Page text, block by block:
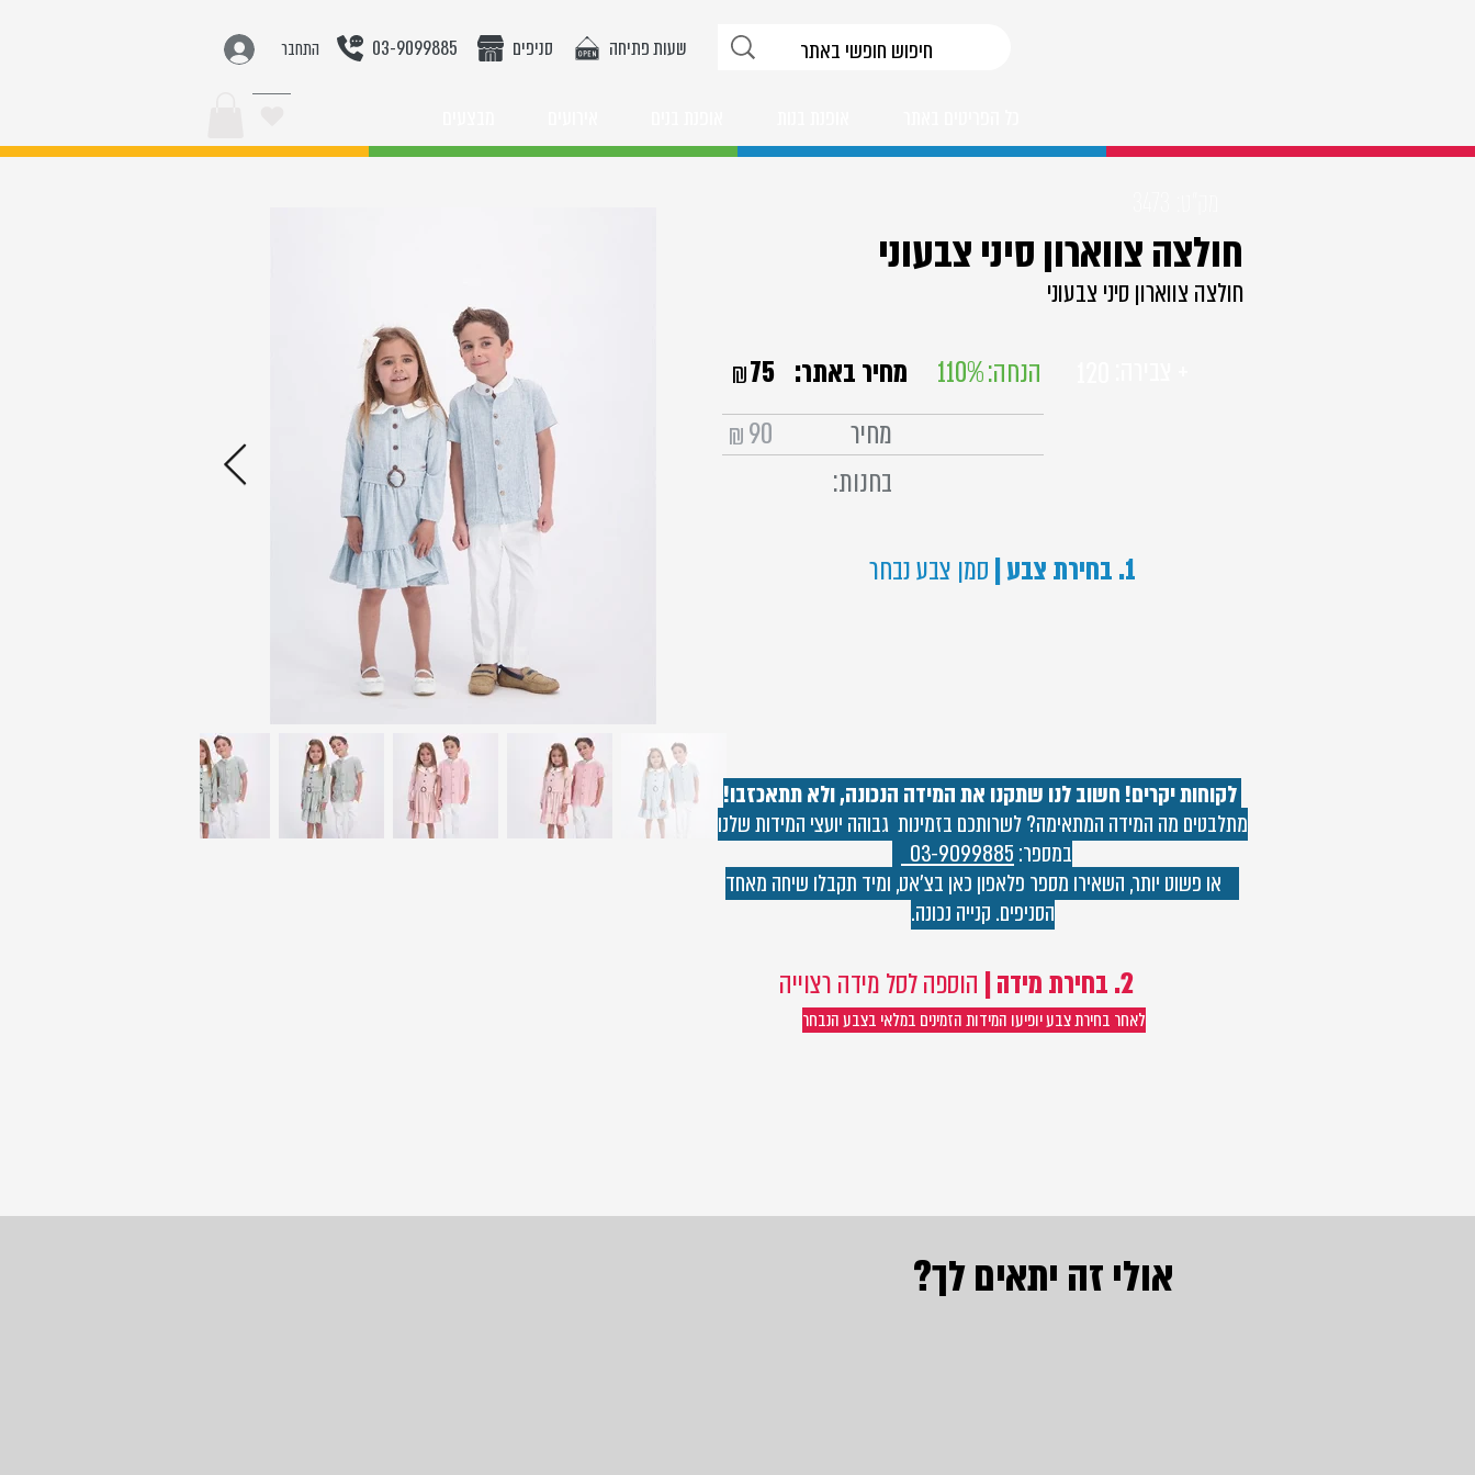
התחבר שעות פתיחה סניפים 03-9099885
₪75 מחיר באתר: 110%הנחה:
חולצה צווארון סיני צבעוני
חולצה צווארון סיני צבעוני
₪
מחיר
בחנות:
90
1. בחירת צבע | סמן צבע נבחר
לקוחות יקרים! חשוב לנו שתקנו את המידה הנכונה, ולא תתאכזבו!
מתלבטים מה המידה המתאימה? לשרותכם בזמינות גבוהה יועצי המידות שלנו
במספר: 03-9099885
או פשוט יותר, השאירו מספר פלאפון כאן בצ'אט, ומיד תקבלו שיחה מאחד
הסניפים. קנייה נכונה.
2. בחירת מידה | הוספה לסל מידה רצוייה
לאחר בחירת צבע יופיעו המידות הזמינים במלאי בצבע הנבחר
אולי זה יתאים לך?